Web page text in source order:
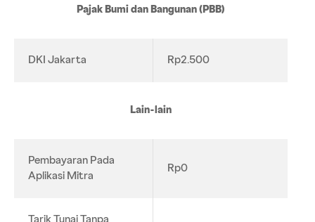
Pajak Bumi dan Bangunan (PBB)
DKI Jakarta Rp2.500
Lain-lain
Pembayaran Pada
Aplikasi Mitra
Rp0
Tarik Tunai Tanpa